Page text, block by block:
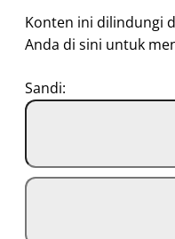
Konten ini dilindungi
Anda di sini untuk
Sandi: